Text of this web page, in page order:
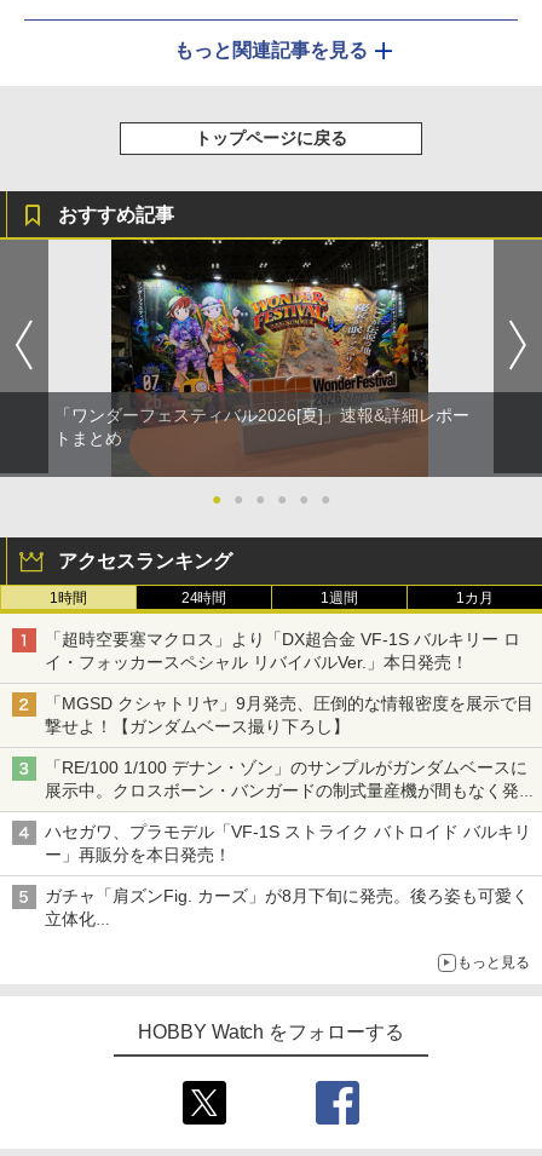
もっと関連記事を見る
トップページに戻る
おすすめ記事
「ワンダーフェスティバル2026[夏]」速報&詳細レポー
トまとめ
● ● ● ● ● ●
アクセスランキング
1時間 24時間 1週間 1カ月
「超時空要塞マクロス」より「DX超合金 VF-1S バルキリー ロ
イ・フォッカースペシャル リバイバルVer.」本日発売！
「MGSD クシャトリヤ」9月発売、圧倒的な情報密度を展示で目
撃せよ！【ガンダムベース撮り下ろし】
「RE/100 1/100 デナン・ゾン」のサンプルがガンダムベースに
展示中。クロスボーン・バンガードの制式量産機が間もなく発送
【ガンダムベース撮り下ろし】
ハセガワ、プラモデル「VF-1S ストライク バトロイド バルキリ
ー」再販分を本日発売！
ガチャ「肩ズンFig. カーズ」が8月下旬に発売。後ろ姿も可愛く
立体化
もっと見る
HOBBY Watch をフォローする